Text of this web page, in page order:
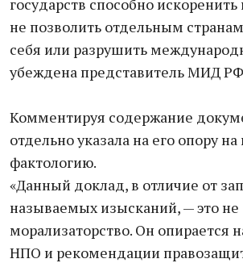
государств способно
не позволить отдельным
себя или разрушить
убеждена представитель МИД
Комментируя содержание
отдельно указала на его опору
фактологию.
«Данный доклад, в отличие от
называемых изысканий, — это не
морализаторство. Он опирается
НПО и рекомендации